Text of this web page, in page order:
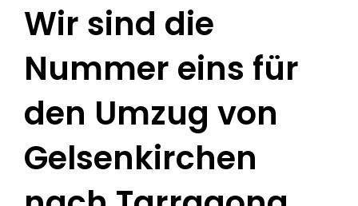
Wir sind die
Nummer eins für
den Umzug von
Gelsenkirchen